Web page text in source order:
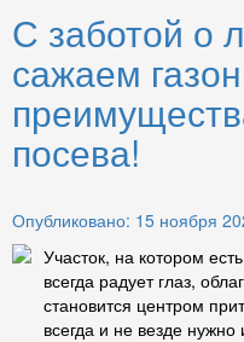
С заботой о
сажаем
посева!
Опубликовано: 15 ноября
Участок, на котором
всегда радует глаз,
становится центром
всегда и не везде нужно